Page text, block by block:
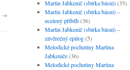
→
Martin Jabkenič (sbírka básní)(35)
Martin Jabkenič (sbírka básní) –
ucelený příběh(36)
Martin Jabkenič (sbírka básní) –
závěrečný epilog(5)
Melodické pochutiny Martina
Jabkeniče(36)
Melodické pochutiny Martina